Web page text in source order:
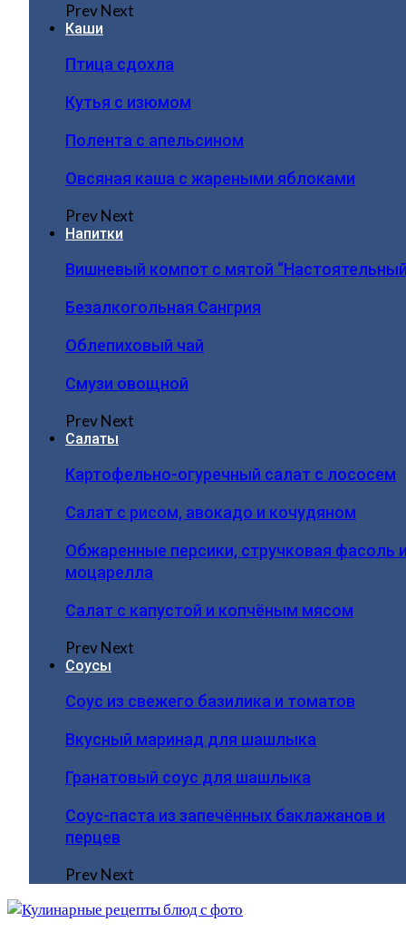
PrevNext
Каши
Птица сдохла
Кутья с изюмом
Полента с апельсином
Овсяная каша с жареными яблоками
PrevNext
Напитки
Вишневый компот с мятой
Безалкогольная Сангрия
Облепиховый чай
Смузи овощной
PrevNext
Салаты
Картофельно-огуречный салат с лососем
Салат с рисом, авокадо и кочудяном
Обжаренные персики, стручковая фасоль
моцарелла
Салат с капустой и копчёным мясом
PrevNext
Соусы
Соус из свежего базилика и томатов
Вкусный маринад для шашлыка
Гранатовый соус для шашлыка
Соус-паста из запечённых баклажанов и
перцев
PrevNext